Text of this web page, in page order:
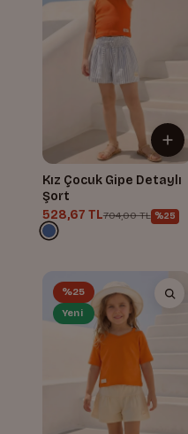
Kız Çocuk Gipe Detaylı
Şort
528,67 TL704,00 TL %25
%25
Yeni